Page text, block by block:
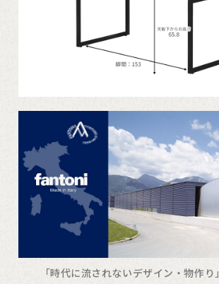
「時代に流されないデザイン・物作